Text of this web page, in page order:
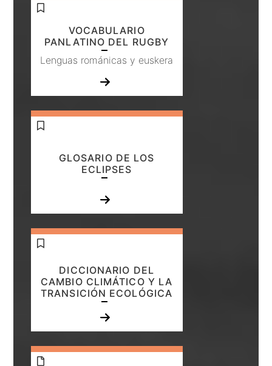
VOCABULARIO
PANLATINO DEL RUGBY
Lenguas románicas y euskera
GLOSARIO DE LOS
ECLIPSES
DICCIONARIO DEL
CAMBIO CLIMÁTICO Y LA
TRANSICIÓN ECOLÓGICA